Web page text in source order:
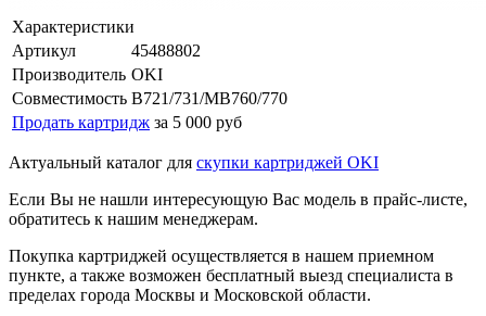
Характеристики
Артикул
45488802
Производитель OKI
Совместимость B721/731/MB760/770
Продать картридж за 5 000 руб
Актуальный каталог для скупки картриджей OKI
Если Вы не нашли интересующую Вас модель в прайс-листе,
обратитесь к нашим менеджерам.
Покупка картриджей осуществляется в нашем приемном
пункте, а также возможен бесплатный выезд специалиста в
пределах города Москвы и Московской области.